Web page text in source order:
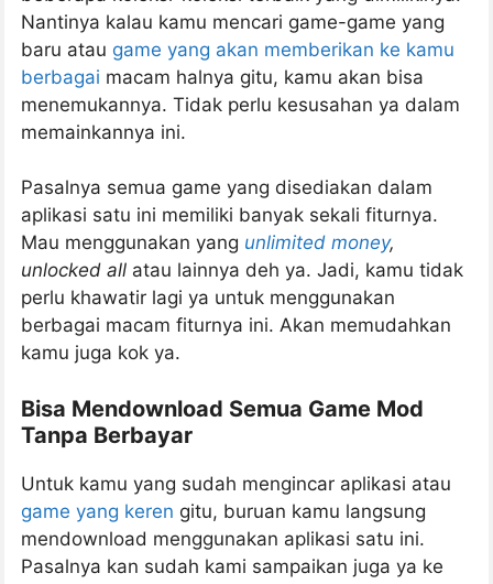
Nantinya kalau kamu mencari game-game yang
baru atau game yang akan memberikan ke kamu
berbagai macam halnya gitu, kamu akan bisa
menemukannya. Tidak perlu kesusahan ya dalam
memainkannya ini.
Pasalnya semua game yang disediakan dalam
aplikasi satu ini memiliki banyak sekali fiturnya.
Mau menggunakan yang unlimited money,
unlocked all atau lainnya deh ya. Jadi, kamu tidak
perlu khawatir lagi ya untuk menggunakan
berbagai macam fiturnya ini. Akan memudahkan
kamu juga kok ya.
Bisa Mendownload Semua Game Mod
Tanpa Berbayar
Untuk kamu yang sudah mengincar aplikasi atau
game yang keren gitu, buruan kamu langsung
mendownload menggunakan aplikasi satu ini.
Pasalnya kan sudah kami sampaikan juga ya ke